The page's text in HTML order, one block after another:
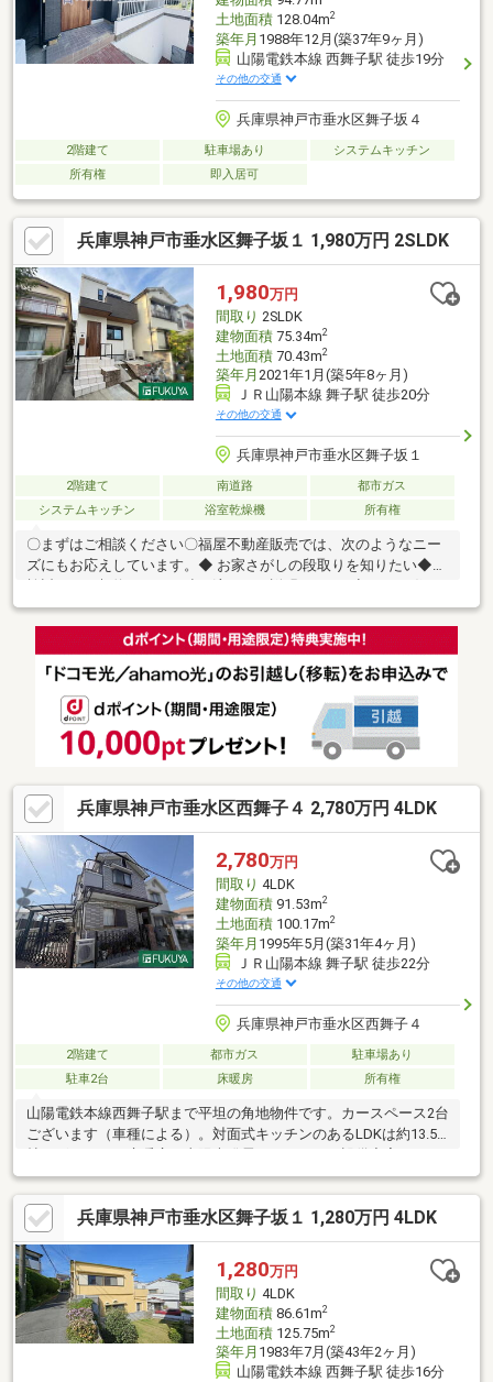
土地面積128.04m2
築年月 1988年12月(築37年9ヶ月)
山陽電鉄本線 西舞子駅 徒歩19分
その他の交通
兵庫県神戸市垂水区舞子坂４
2階建て 駐車場あり
システムキッチン
所有権
即入居可
兵庫県神戸市垂水区舞子坂１ 1,980万円 2SLDK
1,980万円
間取り 2SLDK
建物面積75.34m2
土地面積70.43m2
築年月 2021年1月(築5年8ヶ月)
ＪＲ山陽本線 舞子駅 徒歩20分
その他の交通
兵庫県神戸市垂水区舞子坂１
2階建て 南道路
都市ガス
システムキッチン
浴室乾燥機 所有権
〇まずはご相談ください〇福屋不動産販売では、次のようなニー
ズにもお応えしています。◆ お家さがしの段取りを知りたい◆ご
い購入のご参考にしてください♪◆ 予算を知りたい◆収入や家賃
から予算やローン金額のシミュレーションをします。物件購入の
際に不安となる諸費用や税金のことにお答えします。その他リフ
ォーム・住み替えのお悩みなど幅広くお手伝いさせていただきま
兵庫県神戸市垂水区西舞子４ 2,780万円 4LDK
2,780万円
間取り 4LDK
建物面積91.53m2
土地面積100.17m2
築年月 1995年5月(築31年4ヶ月)
ＪＲ山陽本線 舞子駅 徒歩22分
その他の交通
兵庫県神戸市垂水区西舞子４
2階建て 都市ガス
駐車場あり
駐車2台
床暖房 所有権
山陽電鉄本線西舞子駅まで平坦の角地物件です。カースペース2台
ございます（車種による）。対面式キッチンのあるLDKは約13.5
帖ございます。床暖房や太陽光発電システムなど設備充実してお
ります。小学校も近く、子育て世帯にはご安心してお住まい頂け
ます。〇まずはお気軽にご相談ください〇福屋不動産販売では、
次のようなニーズにもお応えしています。
兵庫県神戸市垂水区舞子坂１ 1,280万円 4LDK
1,280万円
間取り 4LDK
建物面積86.61m2
土地面積125.75m2
築年月 1983年7月(築43年2ヶ月)
山陽電鉄本線 西舞子駅 徒歩16分